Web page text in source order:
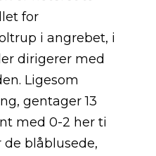
for
i angrebet, i
dirigerer med
Ligesom
gentager 13
med 0-2 her ti
blåblusede,